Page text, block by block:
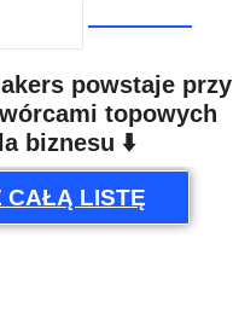
powstaje przy
topowych
biznesu ⬇️
CAŁĄ LISTĘ